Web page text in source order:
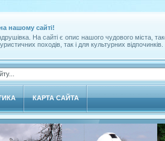
нашому сайті!
На сайті є опис нашого чудового міста,
походів, так і для культурних відпочинків.
КАРТА САЙТА